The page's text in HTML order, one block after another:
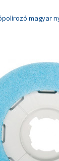
magyar